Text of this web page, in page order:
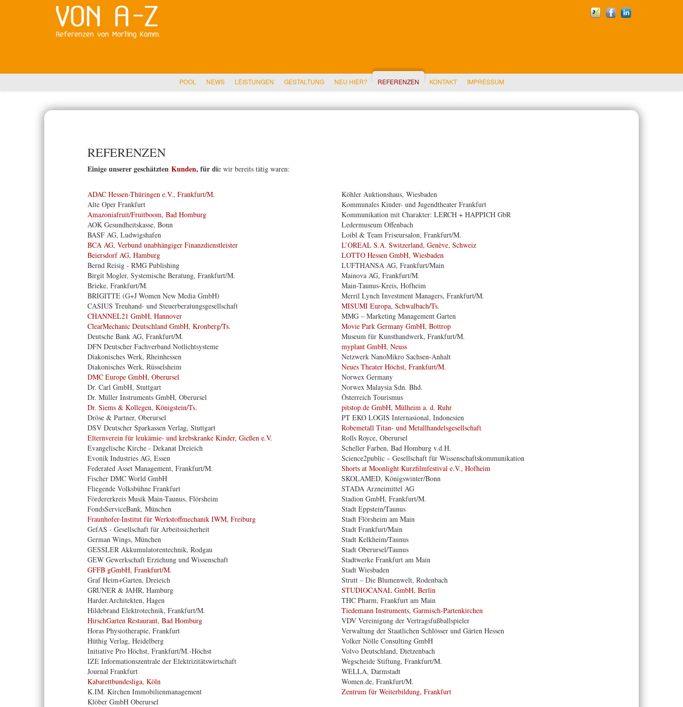
POOL NEWS LEISTUNGEN GESTALTUNG NEU HIER? REFERENZEN KONTAKT IMPRESSUM
REFERENZEN
Einige unserer geschätzten Kunden, für die wir bereits tätig waren:
ADAC Hessen-Thüringen e.V., Frankfurt/M.
Alte Oper Frankfurt
Amazoniafruit/Fruitboom, Bad Homburg
AOK Gesundheitskasse, Bonn
BASF AG, Ludwigshafen
BCA AG, Verbund unabhängiger Finanzdienstleister
Beiersdorf AG, Hamburg
Bernd Reisig - RMG Publishing
Birgit Mogler, Systemische Beratung, Frankfurt/M.
Brieke, Frankfurt/M.
BRIGITTE (G+J Women New Media GmbH)
CASIUS Treuhand- und Steuerberatungsgesellschaft
CHANNEL21 GmbH, Hannover
ClearMechanic Deutschland GmbH, Kronberg/Ts.
Deutsche Bank AG, Frankfurt/M.
DFN Deutscher Fachverband Notlichtsysteme
Diakonisches Werk, Rheinhessen
Diakonisches Werk, Rüsselsheim
DMC Europe GmbH, Oberursel
Dr. Carl GmbH, Stuttgart
Dr. Müller Instruments GmbH, Oberursel
Dr. Siems & Kollegen, Königstein/Ts.
Dröse & Partner, Oberursel
DSV Deutscher Sparkassen Verlag, Stuttgart
Elternverein für leukämie- und krebskranke Kinder, Gießen e.V.
Evangelische Kirche - Dekanat Dreieich
Evonik Industries AG, Essen
Federated Asset Management, Frankfurt/M.
Fischer DMC World GmbH
Fliegende Volksbühne Frankfurt
Fördererkreis Musik Main-Taunus, Flörsheim
FondsServiceBank, München
Fraunhofer-Institut für Werkstoffmechanik IWM, Freiburg
GefAS - Gesellschaft für Arbeitssicherheit
German Wings, München
GESSLER Akkumulatorentechnik, Rodgau
GEW Gewerkschaft Erziehung und Wissenschaft
GFFB gGmbH, Frankfurt/M.
Graf Heim+Garten, Dreieich
GRUNER & JAHR, Hamburg
Harder.Architekten, Hagen
Hildebrand Elektrotechnik, Frankfurt/M.
HirschGarten Restaurant, Bad Homburg
Horas Physiotherapie, Frankfurt
Hüthig Verlag, Heidelberg
Initiative Pro Höchst, Frankfurt/M.-Höchst
IZE Informationszentrale der Elektrizitätswirtschaft
Journal Frankfurt
Kabarettbundesliga, Köln
K.IM. Kirchen Immobilienmanagement
Klöber GmbH Oberursel
Köhler Auktionshaus, Wiesbaden
Kommunales Kinder- und Jugendtheater Frankfurt
Kommunikation mit Charakter: LERCH + HAPPICH GbR
Ledermuseum Offenbach
Loibl & Team Friseursalon, Frankfurt/M.
L’OREAL S.A. Switzerland, Genève, Schweiz
LOTTO Hessen GmbH, Wiesbaden
LUFTHANSA AG, Frankfurt/Main
Mainova AG, Frankfurt/M.
Main-Taunus-Kreis, Hofheim
Merril Lynch Investment Managers, Frankfurt/M.
MISUMI Europa, Schwalbach/Ts.
MMG – Marketing Management Garten
Movie Park Germany GmbH, Bottrop
Museum für Kunsthandwerk, Frankfurt/M.
myplant GmbH, Neuss
Netzwerk NanoMikro Sachsen-Anhalt
Neues Theater Höchst, Frankfurt/M.
Norwex Germany
Norwex Malaysia Sdn. Bhd.
Österreich Tourismus
pitstop.de GmbH, Mülheim a. d. Ruhr
PT EKO LOGIS Internasional, Indonesien
Robemetall Titan- und Metallhandelsgesellschaft
Rolls Royce, Oberursel
Scheller Farben, Bad Homburg v.d.H.
Science2public – Gesellschaft für Wissenschaftskommunikation
Shorts at Moonlight Kurzfilmfestival e.V., Hofheim
SKOLAMED, Königswinter/Bonn
STADA Arzneimittel AG
Stadion GmbH, Frankfurt/M.
Stadt Eppstein/Taunus
Stadt Flörsheim am Main
Stadt Frankfurt/Main
Stadt Kelkheim/Taunus
Stadt Oberursel/Taunus
Stadtwerke Frankfurt am Main
Stadt Wiesbaden
Strutt – Die Blumenwelt, Rodenbach
STUDIOCANAL GmbH, Berlin
THC Pharm, Frankfurt am Main
Tiedemann Instruments, Garmisch-Partenkirchen
VDV Vereinigung der Vertragsfußballspieler
Verwaltung der Staatlichen Schlösser und Gärten Hessen
Volker Nölle Consulting GmbH
Volvo Deutschland, Dietzenbach
Wegscheide Stiftung, Frankfurt/M.
WELLA, Darmstadt
Women.de, Frankfurt/M.
Zentrum für Weiterbildung, Frankfurt